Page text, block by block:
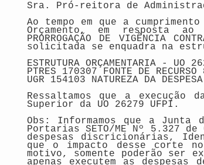
Sra. Pró-reitora de
Ao tempo em que a
Orçamento, em resposta ao
PRORROGAÇÃO DE VIGÊNCIA
solicitada se enquadra na
ESTRUTURA ORÇAMENTARIA - UO
PTRES 170307 FONTE DE RECURSO
UGR 154103 NATUREZA DA DESPESA
Ressaltamos que a
Superior da UO 26279 UFPI .
Obs: Informamos que a Junta
Portarias SETO/ME Nº 5.327
despesas discricionárias,
que o impacto desse corte
motivo, somente poderão ser
apenas executem as